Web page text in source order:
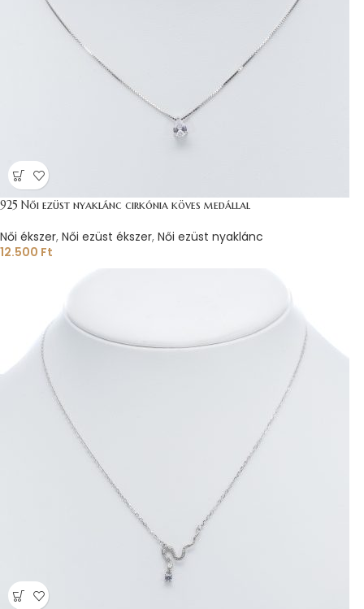
925 Női ezüst nyaklánc cirkónia köves medállal
Női ékszer, Női ezüst ékszer, Női ezüst nyaklánc
12.500 Ft